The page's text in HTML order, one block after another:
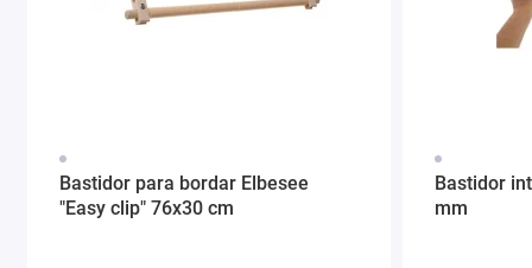
Bastidor para bordar Elbesee
"Easy clip" 76x30 cm
Bastidor
mm